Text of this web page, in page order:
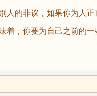
人的非议，如果你为人
着，你要为自己之前的一